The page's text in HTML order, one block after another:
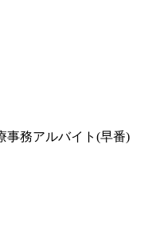
事務アルバイト(早番)